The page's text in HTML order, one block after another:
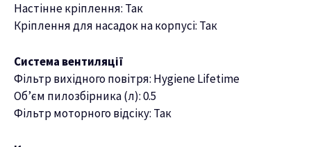
Настінне кріплення: Так
Кріплення для насадок на корпусі: Так
Система вентиляції
Фільтр вихідного повітря: Hygiene Lifetime
Об’єм пилозбірника (л): 0.5
Фільтр моторного відсіку: Так